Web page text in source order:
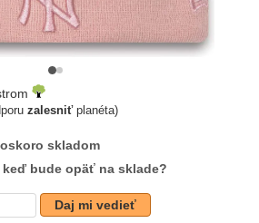
zalesniťplanéta)
skladom
bude opäť na sklade?
Daj mi vedieť